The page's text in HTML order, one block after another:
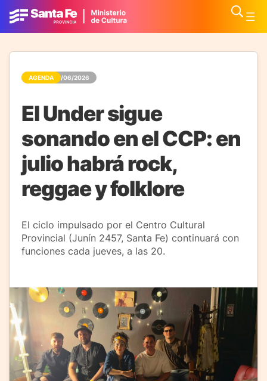
AGENDA 27/06/2026
El Under sigue
sonando en el CCP: en
julio habrá rock,
reggae y folklore
El ciclo impulsado por el Centro Cultural
Provincial (Junín 2457, Santa Fe) continuará con
funciones cada jueves, a las 20.